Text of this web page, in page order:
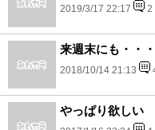
2019/3/17 22:17 2
来週末にも・・・
2018/10/14 21:13
やっぱり欲しい